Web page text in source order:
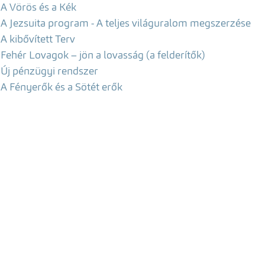
A Vörös és a Kék
A Jezsuita program - A teljes világuralom megszerzése
A kibővített Terv
Fehér Lovagok – jön a lovasság (a felderítők)
Új pénzügyi rendszer
A Fényerők és a Sötét erők